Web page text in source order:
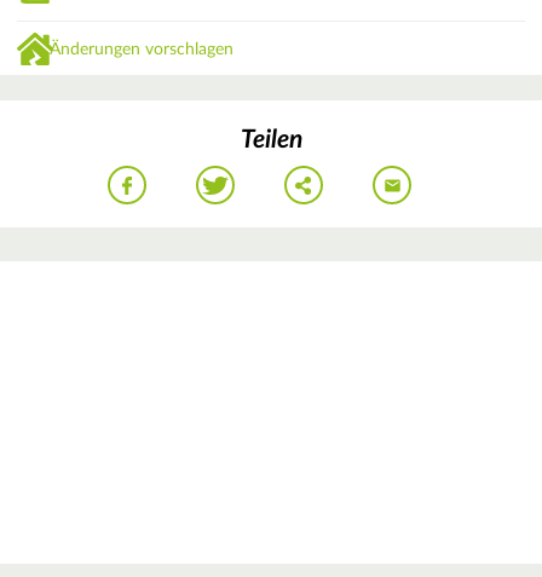
Änderungen vorschlagen
Teilen